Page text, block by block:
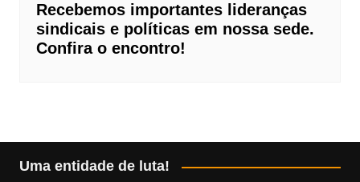
Recebemos importantes lideranças
sindicais e políticas em nossa sede.
Confira o encontro!
Uma entidade de luta!